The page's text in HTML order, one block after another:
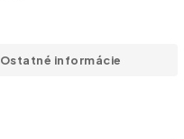
Ostatné informácie